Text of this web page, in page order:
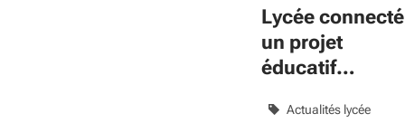
Lycée
un projet
éducatif
l'Europe
Actualités lycée